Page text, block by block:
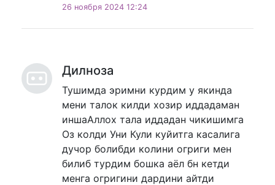
26 ноября 2024 12:24
Дилноза
Тушимда эримни курдим у якинда
мени талок килди хозир иддадаман
иншаАллох тала иддадан чикишимга
Оз колди Уни Кули куйитга касалига
дучор болибди колини огриги мен
билиб турдим бошка аёл бн кетди
менга огригини дардини айтди